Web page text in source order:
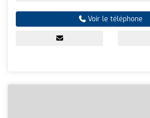
Voir le téléphone